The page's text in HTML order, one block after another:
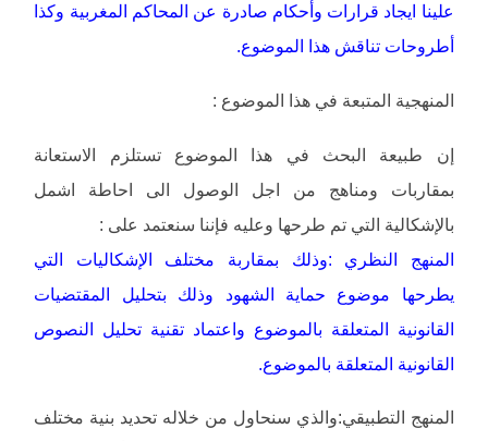
علينا ايجاد قرارات وأحكام صادرة عن المحاكم المغربية وكذا
أطروحات تناقش هذا الموضوع.
المنهجية المتبعة في هذا الموضوع :
إن طبيعة البحث في هذا الموضوع تستلزم الاستعانة
بمقاربات ومناهج من اجل الوصول الى احاطة اشمل
بالإشكالية التي تم طرحها وعليه فإننا سنعتمد على :
المنهج النظري :وذلك بمقاربة مختلف الإشكاليات التي
يطرحها موضوع حماية الشهود وذلك بتحليل المقتضيات
القانونية المتعلقة بالموضوع واعتماد تقنية تحليل النصوص
القانونية المتعلقة بالموضوع.
المنهج التطبيقي:والذي سنحاول من خلاله تحديد بنية مختلف